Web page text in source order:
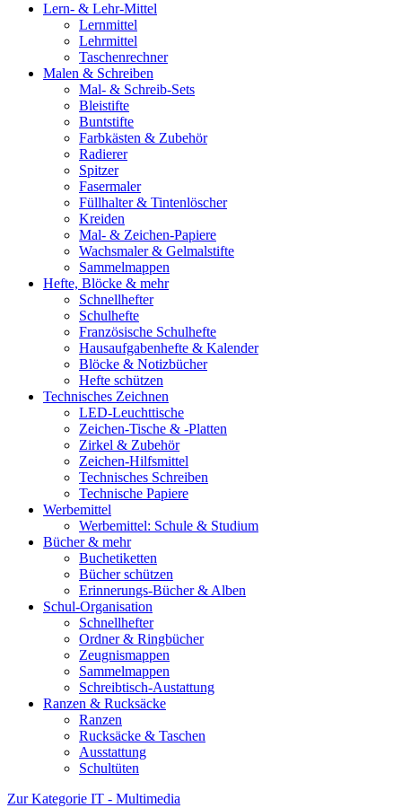
Lern- & Lehr-Mittel
Lernmittel
Lehrmittel
Taschenrechner
Malen & Schreiben
Mal- & Schreib-Sets
Bleistifte
Buntstifte
Farbkästen & Zubehör
Radierer
Spitzer
Fasermaler
Füllhalter & Tintenlöscher
Kreiden
Mal- & Zeichen-Papiere
Wachsmaler & Gelmalstifte
Sammelmappen
Hefte, Blöcke & mehr
Schnellhefter
Schulhefte
Französische Schulhefte
Hausaufgabenhefte & Kalender
Blöcke & Notizbücher
Hefte schützen
Technisches Zeichnen
LED-Leuchttische
Zeichen-Tische & -Platten
Zirkel & Zubehör
Zeichen-Hilfsmittel
Technisches Schreiben
Technische Papiere
Werbemittel
Werbemittel: Schule & Studium
Bücher & mehr
Buchetiketten
Bücher schützen
Erinnerungs-Bücher & Alben
Schul-Organisation
Schnellhefter
Ordner & Ringbücher
Zeugnismappen
Sammelmappen
Schreibtisch-Austattung
Ranzen & Rucksäcke
Ranzen
Rucksäcke & Taschen
Ausstattung
Schultüten
Zur Kategorie IT - Multimedia